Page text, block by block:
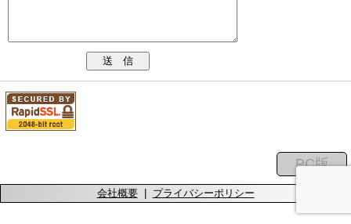
送 信
会社概要| プライバシーポリシー